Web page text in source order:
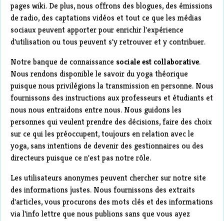
pages wiki. De plus, nous offrons des blogues, des émissions
de radio, des captations vidéos et tout ce que les médias
sociaux peuvent apporter pour enrichir l'expérience
d'utilisation ou tous peuvent s'y retrouver et y contribuer.
Notre banque de connaissance sociale est collaborative.
Nous rendons disponible le savoir du yoga théorique
puisque nous privilégions la transmission en personne. Nous
fournissons des instructions aux professeurs et étudiants et
nous nous entraidons entre nous. Nous guidons les
personnes qui veulent prendre des décisions, faire des choix
sur ce qui les préoccupent, toujours en relation avec le
yoga, sans intentions de devenir des gestionnaires ou des
directeurs puisque ce n'est pas notre rôle.
Les utilisateurs anonymes peuvent chercher sur notre site
des informations justes. Nous fournissons des extraits
d'articles, vous procurons des mots clés et des informations
via l'info lettre que nous publions sans que vous ayez